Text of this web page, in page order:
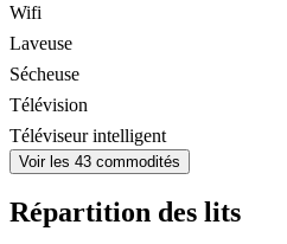
Wifi
Laveuse
Sécheuse
Télévision
Téléviseur intelligent
Voir les 43 commodités
Répartition des lits